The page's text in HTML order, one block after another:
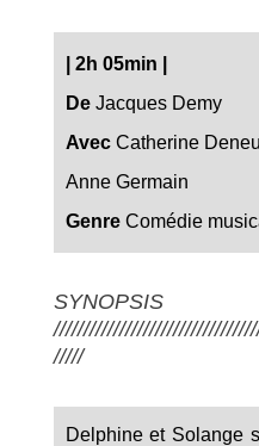
2h 05min
DeJacques Demy
AvecCatherine
Anne Germain
GenreComédie
SYNOPSIS
/////
Delphine et Solange